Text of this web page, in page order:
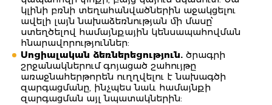
կլինի բռնի տեղահանվածներին աջակցելու
ավելի լայն նախաձեռնության մի մասը՝
ստեղծելով համայնքային կենսապահովման
հնարավորություններ:
Սոցիալական ձեռներեցություն. ծրագրի
շրջանակներում գոյացած շահույթը
առաջնահերթորեն ուղղվելու է նախագծի
զարգացմանը, ինչպես նաև համայնքի
զարգացման այլ նպատակներին: